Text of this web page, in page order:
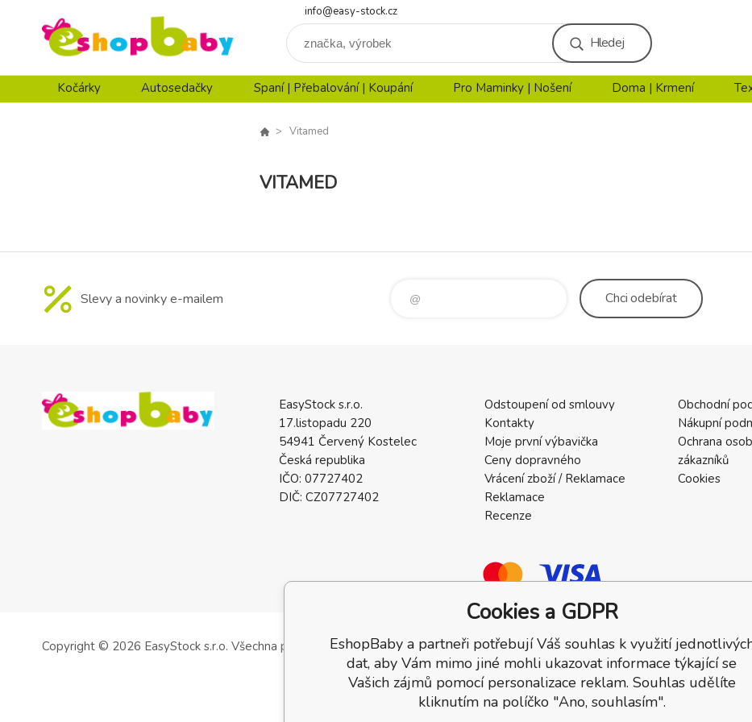
info@easy-stock.cz
Hledej
Kočárky Autosedačky Spaní | Přebalování | Koupání Pro Maminky | Nošení Doma | Krmení
Vitamed
VITAMED
Slevy a novinky e-mailem Chciodebírat
EasyStock s.r.o.
17.listopadu 220
54941 Červený Kostelec
Česká republika
IČO: 07727402
DIČ: CZ07727402
Odstoupení od smlouvy
Kontakty
Moje první výbavička
Ceny dopravného
Vrácení zboží / Reklamace
Reklamace
Recenze
Obchodní
Nákupní
Ochrana
zákazníků
Cookies
Copyright © 2026 EasyStock s.r.o. Všechna práva vyhrazena.
Cookies a GDPR
EshopBaby a partneři potřebují Váš souhlas k využití
dat, aby Vám mimo jiné mohli ukazovat informace týkající se
Vašich zájmů pomocí personalizace reklam. Souhlas udělíte
kliknutím na políčko "Ano, souhlasím".